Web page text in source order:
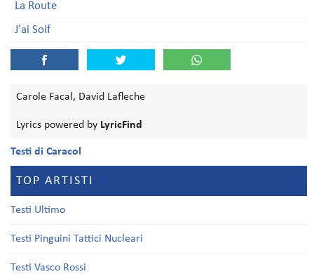
La Route
J'ai Soif
Carole Facal, David Lafleche
Lyrics powered by LyricFind
Testi di Caracol
TOP ARTISTI
Testi Ultimo
Testi Pinguini Tattici Nucleari
Testi Vasco Rossi